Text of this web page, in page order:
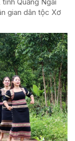
gian dân tộc Xơ